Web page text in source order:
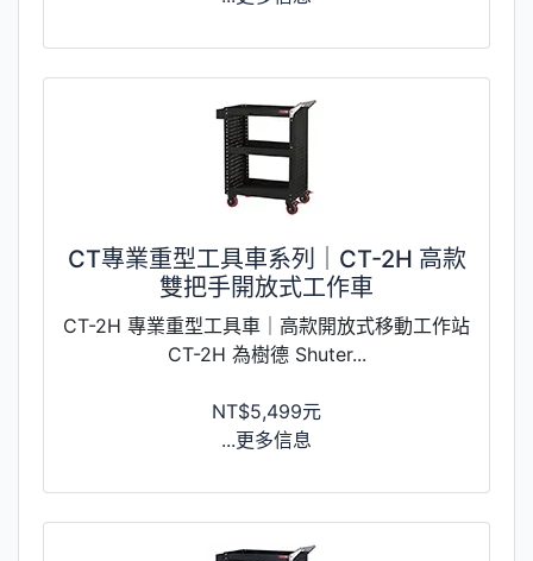
CT專業重型工具車系列｜CT-2H 高款
雙把手開放式工作車
CT-2H 專業重型工具車｜高款開放式移動工作站
CT-2H 為樹德 Shuter...
NT$5,499元
...更多信息